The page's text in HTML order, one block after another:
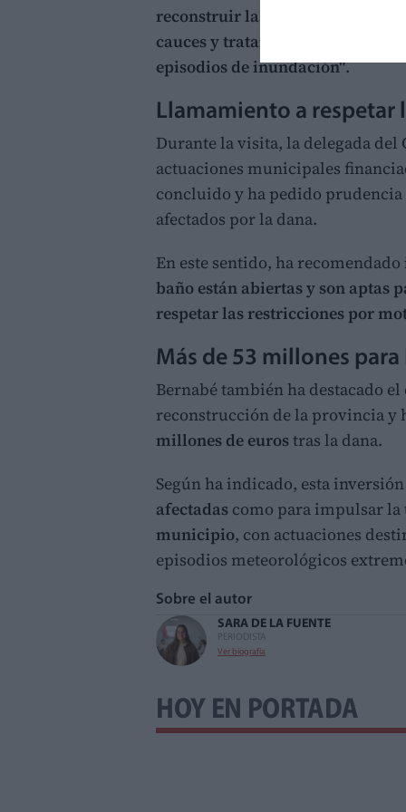
reconstruir las zonas más
cauces y tratando de mejorar la
episodios de inundación".
Llamamiento a respetar
Durante la visita, la delegada
actuaciones municipales
concluido y ha pedido prudencia
afectados por la dana.
En este sentido, ha recomendado
baño están abiertas y son aptas
respetar las restricciones por
Más de 53 millones
Bernabé también ha destacado
reconstrucción de la provincia y
millones de eurostras la dana.
Según ha indicado, esta
afectadas como para impulsar la
municipio, con actuaciones
episodios meteorológicos
Sobre el autor
SARA DE LA FUENTE
PERIODISTA
Ver biografía
HOY EN PORTADA